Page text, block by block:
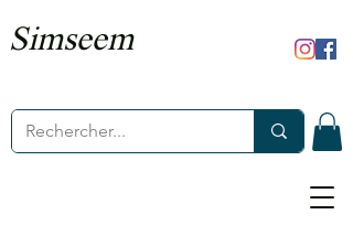
Simseem